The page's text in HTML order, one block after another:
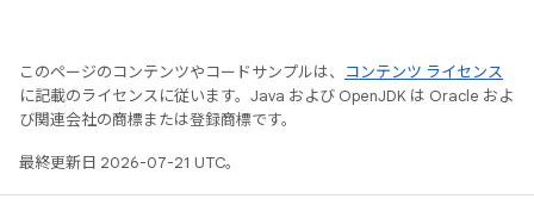
このページのコンテンツやコードサンプルは、
コンテンツ ライセンス
に記載のライセンスに従います。Java および OpenJDK は Oracle およ
び関連会社の商標または登録商標です。
最終更新日 2026-07-21 UTC。